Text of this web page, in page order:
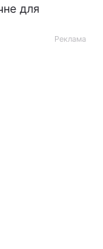
для
Реклама